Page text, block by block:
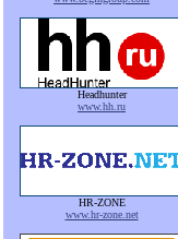
Headhunter
www.hh.ru
HR-ZONE
www.hr-zone.net